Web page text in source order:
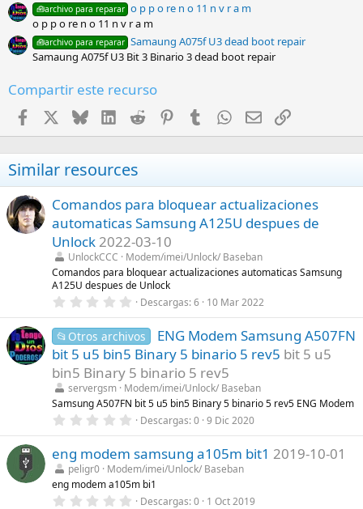
🧰archivo para reparar o p p o re n o 11 n v r a m
o p p o re n o 11 n v r a m
🧰archivo para reparar Samaung A075f U3 dead boot repair
Samaung A075f U3 Bit 3 Binario 3 dead boot repair
Compartir este recurso
Facebook BlueskyLinkedInReddit PinterestTumblr WhatsApp
EmailEnlace
Similar resources
Comandos para bloquear actualizaciones
automaticas Samsung A125U despues de
Unlock 2022-03-10
UnlockCCC
Modem/imei/Unlock/ Baseban
Comandos para bloquear actualizaciones automaticas Samsung
A125U despues de Unlock
0
0
0
e
s
t
r
e
a
(
s
)
Descargas 6 10 Mar 2022
📂Otros archivos
ENG Modem Samsung A507FN
bit 5 u5 bin5 Binary 5 binario 5 rev5 bit 5 u5
bin5 Binary 5 binario 5 rev5
servergsm Modem/imei/Unlock/ Baseban
Samsung A507FN bit 5 u5 bin5 Binary 5 binario 5 rev5 ENG Modem
0
0
0
e
s
t
r
Descargas 0 9 Dic 2020
eng modem samsung a105m bit1 2019-10-01
peligr0 Modem/imei/Unlock/ Baseban
eng modem a105m bi1
0 Descargas 0 1 Oct 2019